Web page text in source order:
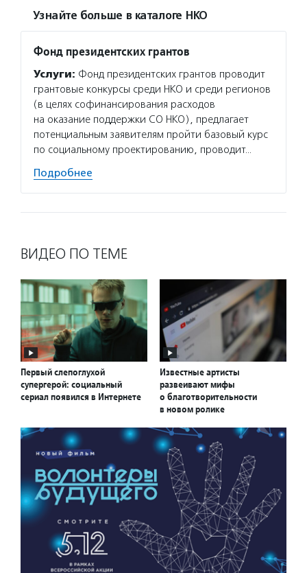
Узнайте больше в каталоге НКО
Фонд президентских грантов
Услуги: Фонд президентских грантов проводит
грантовые конкурсы среди НКО и среди регионов
(в целях софинансирования расходов
на оказание поддержки СО НКО), предлагает
потенциальным заявителям пройти базовый курс
по социальному проектированию, проводит…
Подробнее
ВИДЕО ПО ТЕМЕ
Первый слепоглухой
супергерой: социальный
сериал появился в Интернете
Известные артисты
развеивают мифы
о благотворительности
в новом ролике